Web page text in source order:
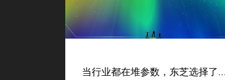
当行业都在堆参数，东芝选择了...